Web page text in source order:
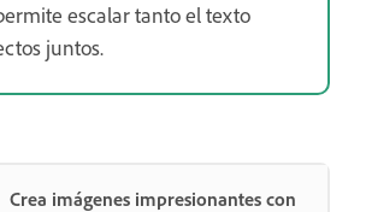
escalar tanto el texto
juntos.
Crea imágenes impresionantes con